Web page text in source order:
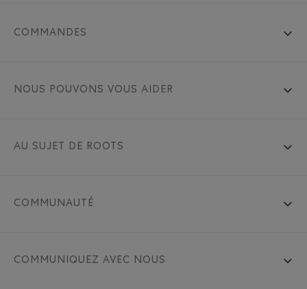
COMMANDES
NOUS POUVONS VOUS AIDER
AU SUJET DE ROOTS
COMMUNAUTÉ
COMMUNIQUEZ AVEC NOUS